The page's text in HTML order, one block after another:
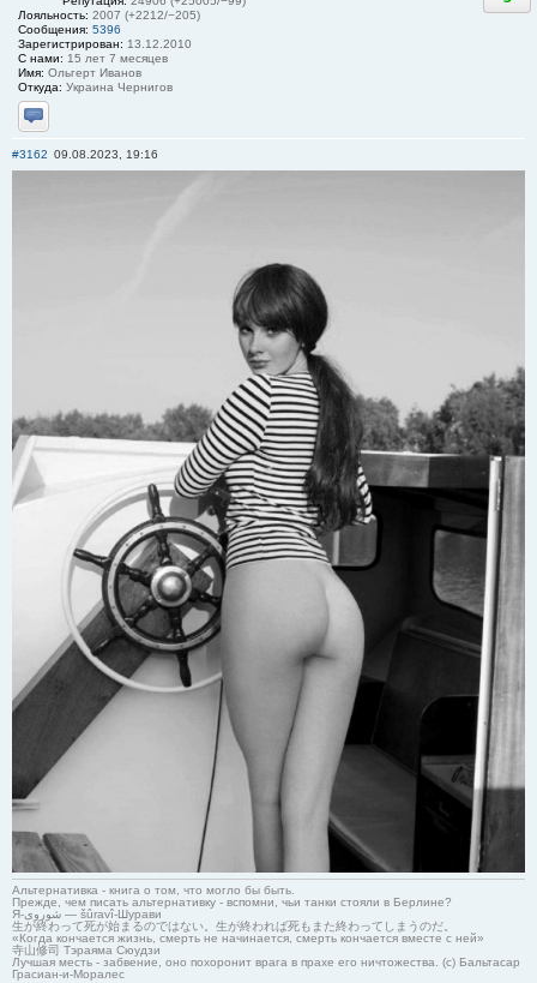
Лояльность: 2007 (+2212/−205)
Сообщения: 5396
Зарегистрирован: 13.12.2010
С нами: 15 лет 7 месяцев
Имя: Ольгерт Иванов
Откуда: Украина Чернигов
Отправить личное сообщение
#3162 09.08.2023, 19:16
Альтернативка - книга о том, что могло бы быть.
Прежде, чем писать альтернативку - вспомни, чьи танки стояли в Берлине?
Я-شوروی — šûravî-Шурави
生が終わって死が始まるのではない。生が終われば死もまた終わってしまうのだ。
«Когда кончается жизнь, смерть не начинается, смерть кончается вместе с ней»
寺山修司 Тэраяма Сюудзи
Лучшая месть - забвение, оно похоронит врага в прахе его ничтожества. (с) Бальтасар
Грасиан-и-Моралес